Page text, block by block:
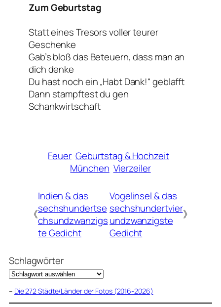
Zum Geburtstag
Statt eines Tresors voller teurer
Geschenke
Gab’s bloß das Beteuern, dass man an
dich denke
Du hast noch ein „Habt Dank!“ geblafft
Dann stampftest du gen
Schankwirtschaft
Feuer Geburtstag & Hochzeit
München Vierzeiler
《
Indien & das
sechshundertse
chsundzwanzigs
te Gedicht
Vogelinsel & das
sechshundertvier
undzwanzigste
Gedicht
》
Schlagwörter
– Die 272 Städte/Länder der Fotos (2016-2026)